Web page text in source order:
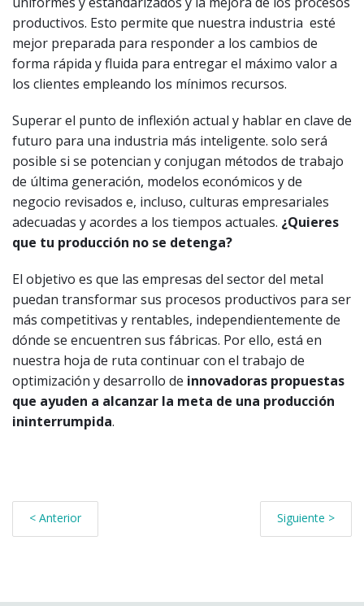
productivos. Esto permite que nuestra industria esté
mejor preparada para responder a los cambios de
forma rápida y fluida para entregar el máximo valor a
los clientes empleando los mínimos recursos.
Superar el punto de inflexión actual y hablar en clave de
futuro para una industria más inteligente. solo será
posible si se potencian y conjugan métodos de trabajo
de última generación, modelos económicos y de
negocio revisados e, incluso, culturas empresariales
adecuadas y acordes a los tiempos actuales. ¿Quieres
que tu producción no se detenga?
El objetivo es que las empresas del sector del metal
puedan transformar sus procesos productivos para ser
más competitivas y rentables, independientemente de
dónde se encuentren sus fábricas. Por ello, está en
nuestra hoja de ruta continuar con el trabajo de
optimización y desarrollo de innovadoras propuestas
que ayuden a alcanzar la meta de una producción
ininterrumpida.
< Anterior Siguiente >